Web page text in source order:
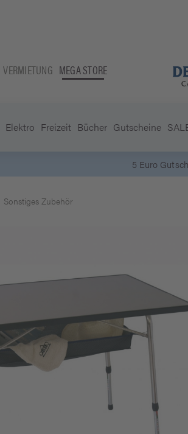
VERMIETUNG MEGA STORE
Elektro Freizeit Bücher Gutscheine
5 Euro
Sonstiges Zubehör